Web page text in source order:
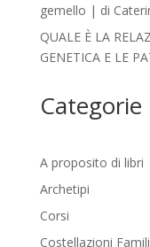
gemello | di
QUALE È LA
GENETICA E LE
Categorie
A proposito di libri
Archetipi
Corsi
Costellazioni